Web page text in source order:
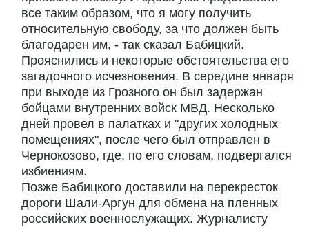
все таким образом, что я могу получить
относительную свободу, за что должен быть
благодарен им, - так сказал Бабицкий.
Прояснились и некоторые обстоятельства его
загадочного исчезновения. В середине января
при выходе из Грозного он был задержан
бойцами внутренних войск МВД. Несколько
дней провел в палатках и "других холодных
помещениях", после чего был отправлен в
Чернокозово, где, по его словам, подвергался
избиениям.
Позже Бабицкого доставили на перекресток
дороги Шали-Аргун для обмена на пленных
российских военнослужащих. Журналисту